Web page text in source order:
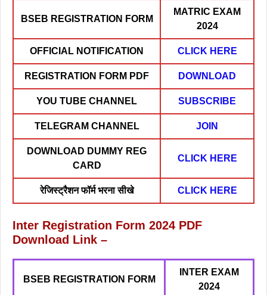
BSEB REGISTRATION FORM
MATRIC EXAM
2024
OFFICIAL NOTIFICATION CLICK HERE
REGISTRATION FORM PDF DOWNLOAD
YOU TUBE CHANNEL SUBSCRIBE
TELEGRAM CHANNEL JOIN
DOWNLOAD DUMMY REG
CARD
CLICK HERE
रेजिस्ट्रैशन फॉर्म भरना सीखे CLICK HERE
Inter Registration Form 2024 PDF
Download Link –
BSEB REGISTRATION FORM
INTER EXAM
2024